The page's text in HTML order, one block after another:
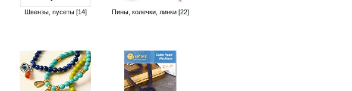
Швензы, пусеты [14] Пины, колечки, линки [22]